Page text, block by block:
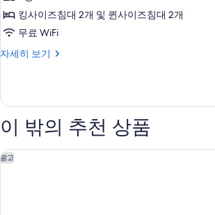
두
보
기
자
세
히
보
룸,
침
3
(Suite)
사
진
모
두
킹사이즈침대 2개 및 퀸사이즈침대 2개
무료 WiFi
자세히 보기
프
룸,
실
개
(Suite)
이 밖의 추천 상품
광고
콘래드 로스앤젤레스